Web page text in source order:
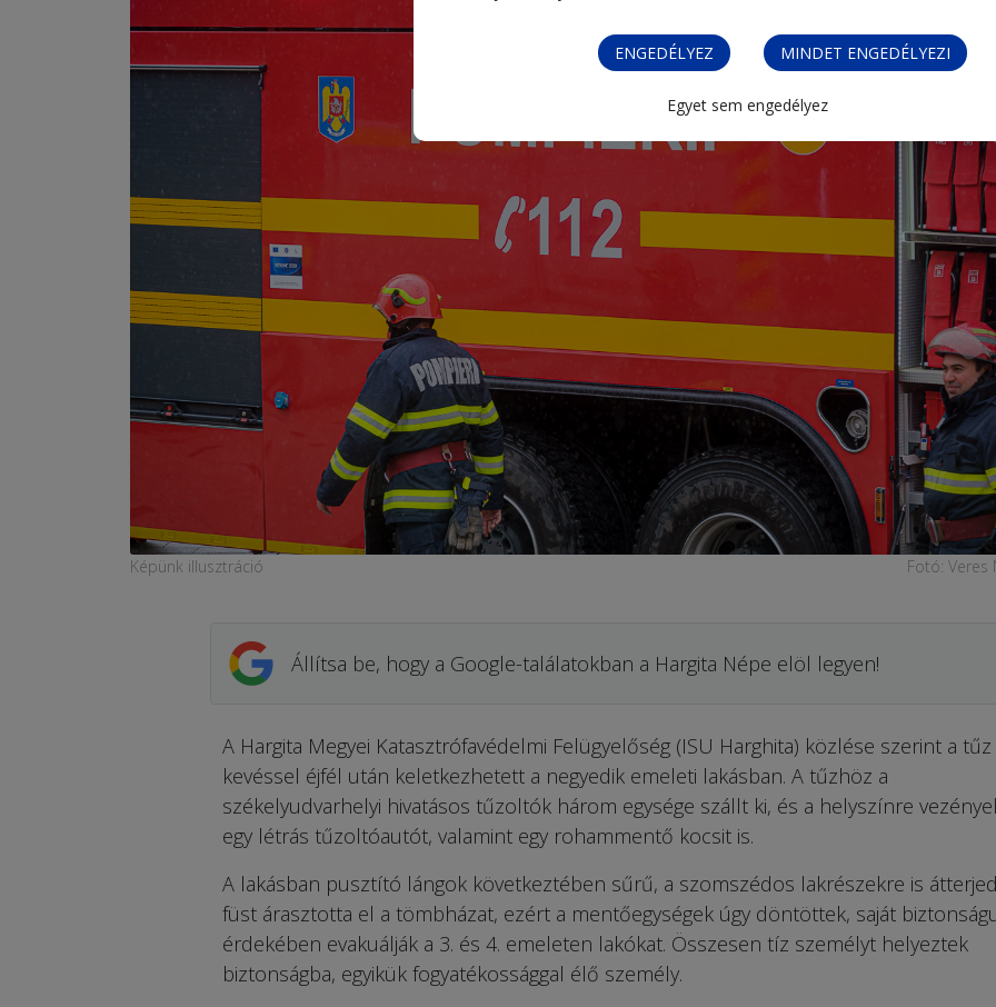
ENGEDÉLYEZ MINDET ENGEDÉLYEZI
Egyet sem engedélyez
Képünk illusztráció Fotó: Veres
Állítsa be, hogy a Google-találatokban a Hargita Népe elöl legyen!
A Hargita Megyei Katasztrófavédelmi Felügyelőség (ISU Harghita) közlése szerint a tűz
kevéssel éjfél után keletkezhetett a negyedik emeleti lakásban. A tűzhöz a
székelyudvarhelyi hivatásos tűzoltók három egysége szállt ki, és a helyszínre
egy létrás tűzoltóautót, valamint egy rohammentő kocsit is.
A lakásban pusztító lángok következtében sűrű, a szomszédos lakrészekre is
füst árasztotta el a tömbházat, ezért a mentőegységek úgy döntöttek, saját
érdekében evakuálják a 3. és 4. emeleten lakókat. Összesen tíz személyt helyeztek
biztonságba, egyikük fogyatékossággal élő személy.